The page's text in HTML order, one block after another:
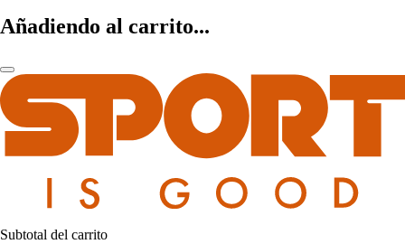
Añadiendo al carrito...
Subtotal del carrito